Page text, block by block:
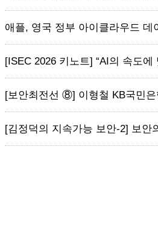
애플, 영국 정부 아이클라우드 데
[ISEC 2026 키노트] “AI의 속도에
[보안최전선 ⑧] 이형철 KB국민은
[김정덕의 지속가능 보안-2] 보안